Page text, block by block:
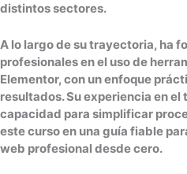
distintos sectores.
A lo largo de su trayectoria, ha
profesionales en el uso de
Elementor, con un enfoque
resultados. Su experiencia en el
capacidad para simplificar
este curso en una guía fiable
web profesional desde cero.